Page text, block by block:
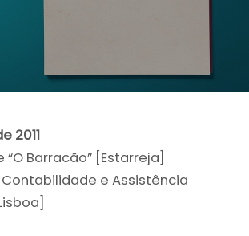
2011
Barracão” [Estarreja]
Contabilidade e Assistência